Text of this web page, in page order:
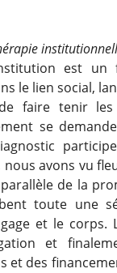
est un
le lien social,
faire tenir les
se
avons vu
de la
toute une
et le corps.
et
et des